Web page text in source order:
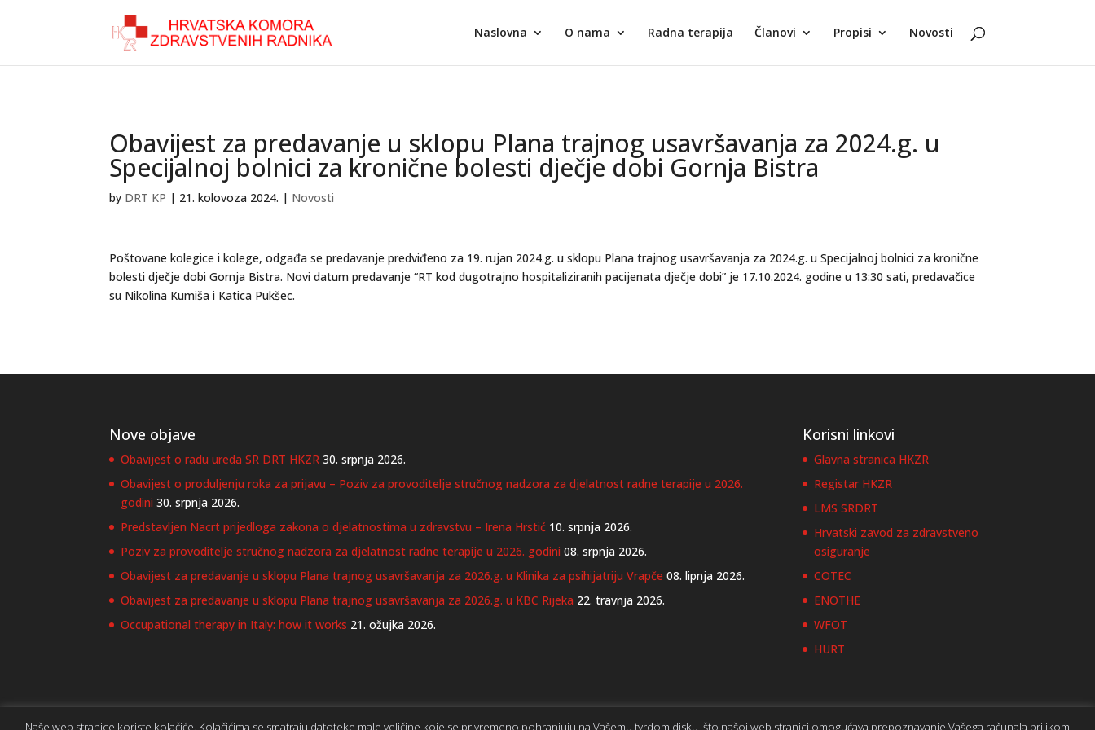
Naslovna O nama Radna terapija Članovi Propisi Novosti
Obavijest za predavanje u sklopu Plana trajnog usavršavanja za 2024.g. u
Specijalnoj bolnici za kronične bolesti dječje dobi Gornja Bistra
by DRT KP | 21. kolovoza 2024. | Novosti
Poštovane kolegice i kolege, odgađa se predavanje predviđeno za 19. rujan 2024.g. u sklopu Plana trajnog usavršavanja za 2024.g. u Specijalnoj bolnici za kronične
bolesti dječje dobi Gornja Bistra. Novi datum predavanje “RT kod dugotrajno hospitaliziranih pacijenata dječje dobi” je 17.10.2024. godine u 13:30 sati, predavačice
su Nikolina Kumiša i Katica Pukšec.
Nove objave
Obavijest o radu ureda SR DRT HKZR 30. srpnja 2026.
Obavijest o produljenju roka za prijavu – Poziv za provoditelje stručnog nadzora za djelatnost radne terapije u 2026.
godini 30. srpnja 2026.
Predstavljen Nacrt prijedloga zakona o djelatnostima u zdravstvu – Irena Hrstić 10. srpnja 2026.
Poziv za provoditelje stručnog nadzora za djelatnost radne terapije u 2026. godini 08. srpnja 2026.
Obavijest za predavanje u sklopu Plana trajnog usavršavanja za 2026.g. u Klinika za psihijatriju Vrapče 08. lipnja 2026.
Obavijest za predavanje u sklopu Plana trajnog usavršavanja za 2026.g. u KBC Rijeka 22. travnja 2026.
Occupational therapy in Italy: how it works 21. ožujka 2026.
Korisni linkovi
Glavna stranica HKZR
Registar HKZR
LMS SRDRT
Hrvatski zavod za zdravstveno
osiguranje
COTEC
ENOTHE
WFOT
HURT
Naše web stranice koriste kolačiće. Kolačićima se smatraju datoteke male veličine koje se privremeno pohranjuju na Vašemu tvrdom disku, što našoj web stranici omogućava prepoznavanje Vašega računala prilikom